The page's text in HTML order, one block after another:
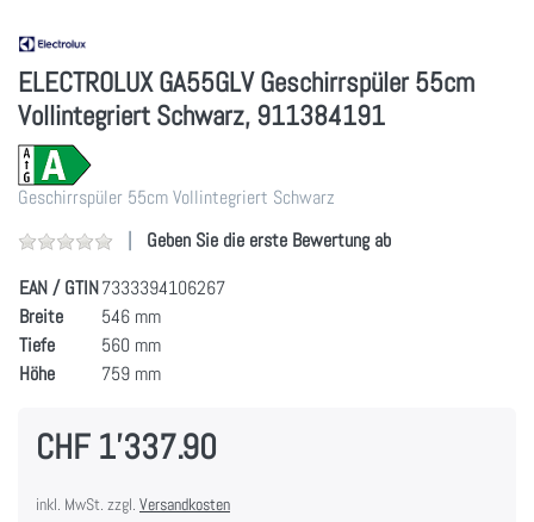
ELECTROLUX GA55GLV Geschirrspüler 55cm
Vollintegriert Schwarz, 911384191
Geschirrspüler 55cm Vollintegriert Schwarz
Geben Sie die erste Bewertung ab
EAN / GTIN7333394106267
Breite
546 mm
Tiefe
560 mm
Höhe
759 mm
CHF 1'337.90
inkl. MwSt. zzgl. Versandkosten